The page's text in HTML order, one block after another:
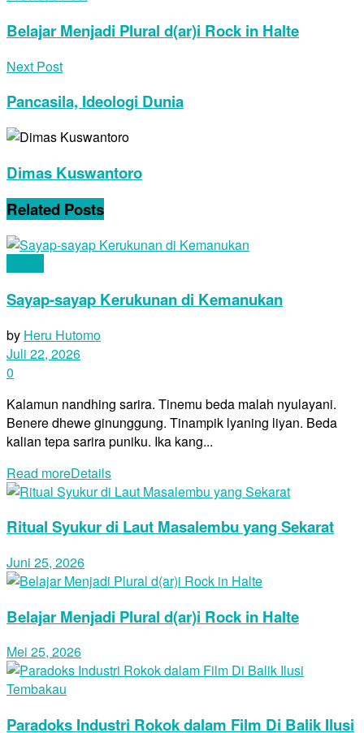
Belajar Menjadi Plural d(ar)i Rock in Halte
Next Post
Pancasila, Ideologi Dunia
Dimas Kuswantoro
Related Posts
Sayap-sayap Kerukunan di Kemanukan
by Heru Hutomo
Juli 22, 2026
0
Kalamun nandhing sarira. Tinemu beda malah nyulayani.
Benere dhewe ginunggung. Tinampik lyaning liyan. Beda
kalian tepa sarira puniku. Ika kang...
Read moreDetails
Ritual Syukur di Laut Masalembu yang Sekarat
Juni 25, 2026
Belajar Menjadi Plural d(ar)i Rock in Halte
Mei 25, 2026
Paradoks Industri Rokok dalam Film Di Balik Ilusi